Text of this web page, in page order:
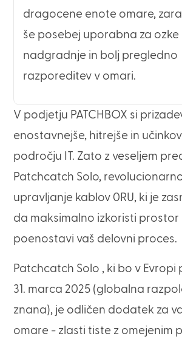
dragocene enote omare,
še posebej uporabna za ozke
nadgradnje in bolj pregledno
razporeditev v omari.
V podjetju PATCHBOX si
enostavnejše, hitrejše in
področju IT. Zato z veseljem
Patchcatch Solo,
upravljanje kablov 0RU, ki je
da maksimalno izkoristi prostor
poenostavi vaš delovni proces.
Patchcatch Solo , ki bo v Evropi
31. marca 2025 (globalna
znana), je odličen dodatek za
omare - zlasti tiste z omejenim